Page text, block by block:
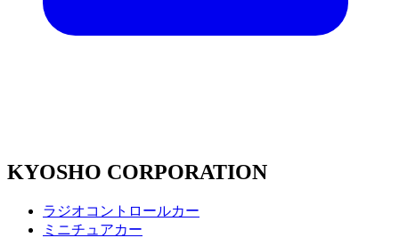
KYOSHO CORPORATION
ラジオコントロールカー
ミニチュアカー